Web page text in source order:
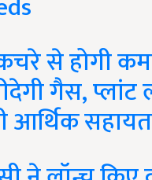
से होगी
गैस,
आर्थिक